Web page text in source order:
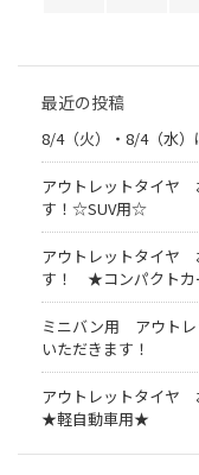
最近の投稿
8/4（火）・8/4（水）
アウトレットタイヤ
す！☆SUV用☆
アウトレットタイヤ
す！ ★コンパクトカ
ミニバン用 アウト
いただきます！
アウトレットタイヤ
★軽自動車用★